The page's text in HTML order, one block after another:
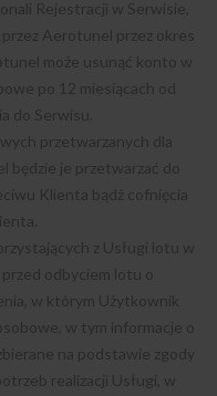
Rejestracji w Serwisie,
Aerotunel przez okres
może usunąć konto w
po 12 miesiącach od
do Serwisu.
przetwarzanych dla
będzie je przetwarzać do
Klienta bądź cofnięcia
z Usługi lotu w
odbyciem lotu o
w którym Użytkownik
w tym informacje o
na podstawie zgody
realizacji Usługi, w